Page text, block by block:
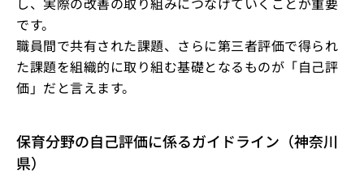
です。
職員間で共有された課題、さらに第三者評価で得られ
た課題を組織的に取り組む基礎となるものが「自己評
価」だと言えます。
保育分野の自己評価に係るガイドライン（神奈川
県）